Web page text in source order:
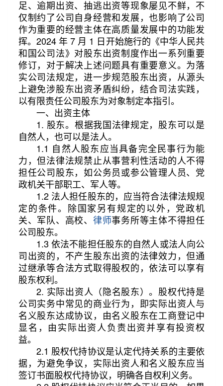
足、逾期出资、抽逃出资等现象屡见不鲜，不
仅制约了公司自身经营和发展，也影响了公司
作为重要的经营主体在高质量发展中的功能发
挥。2024 年 7 月 1 日开始施行的《中华人民共
和国公司法》对股东出资制度作出一系列重要
修订，对于解决上述问题具有重要意义。为落
实公司法规定，进一步规范股东出资，从源头
上避免涉股东出资矛盾纠纷，结合司法实践，
以有限责任公司股东为对象制定本指引。
一、出资主体
1. 股东。根据我国法律规定，股东可以是
自然人，也可以是法人。
1.1 自然人股东应当具备完全民事行为能
力，但法律法规禁止从事营利性活动的人不得
担任公司股东，如公务员或参公管理人员、党
政机关干部职工、军人等。
1.2 法人担任股东的，应当符合法律法规规
定的条件。除国家另有规定的以外，党政机
关、军队、高校、 律师事务所等主体不得担任
公司股东。
1.3 依法不能担任股东的自然人或法人向公
司出资的，不产生股东出资的法律效力，但通
过继承等合法方式取得股权的，依法可以享有
股东权利。
2. 实际出资人（隐名股东）。股权代持是
公司实务中常见的商业行为，即实际出资人与
名义股东达成协议，由名义股东在工商登记中
显名，由实际出资人负责出资并享有投资权
益。
2.1 股权代持协议是认定代持关系的主要依
据，为避免争议，实际出资人和名义股东应当
签订书面股权代持协议，明确各自权利义务。